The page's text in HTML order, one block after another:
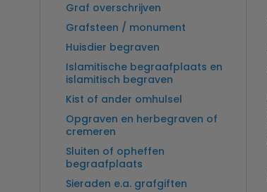
Graf overschrijven
Grafsteen / monument
Huisdier begraven
Islamitische begraafplaats en
islamitisch begraven
Kist of ander omhulsel
Opgraven en herbegraven of
cremeren
Sluiten of opheffen
begraafplaats
Sieraden e.a. grafgiften